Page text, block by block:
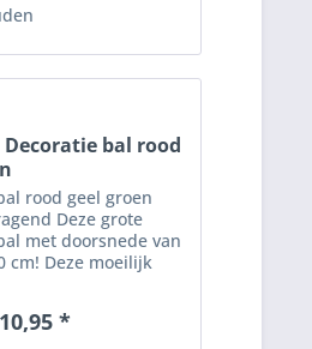
bal rood
rood geel groen
Deze grote
met doorsnede van
cm! Deze moeilijk
rood geel groene
*